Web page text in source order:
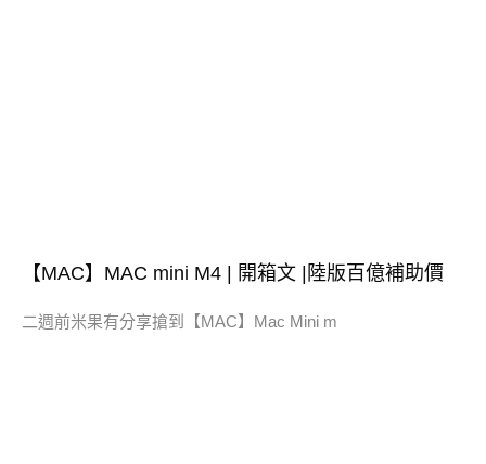
【MAC】MAC mini M4 | 開箱文 |陸版百億補助價
二週前米果有分享搶到【MAC】Mac Mini m